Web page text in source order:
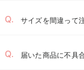
サイズを間違って
届いた商品に不具